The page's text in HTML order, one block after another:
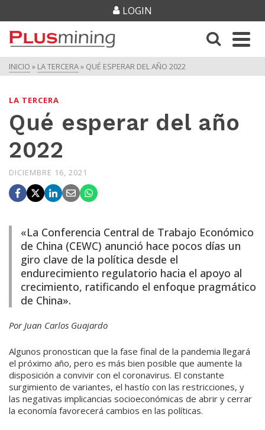
LOGIN
INICIO » LA TERCERA» QUÉ ESPERAR DEL AÑO 2022
LA TERCERA
Qué esperar del año
2022
DICIEMBRE 16, 2021
«La Conferencia Central de Trabajo Económico
de China (CEWC) anunció hace pocos días un
giro clave de la política desde el
endurecimiento regulatorio hacia el apoyo al
crecimiento, ratificando el enfoque pragmático
de China».
Por Juan Carlos Guajardo
Algunos pronostican que la fase final de la pandemia llegará
el próximo año, pero es más bien posible que aumente la
disposición a convivir con el coronavirus. El constante
surgimiento de variantes, el hastío con las restricciones, y
las negativas implicancias socioeconómicas de abrir y cerrar
la economía favorecerá cambios en las políticas.